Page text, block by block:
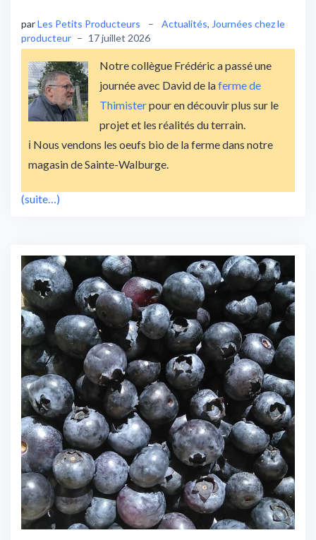
parLes Petits Producteurs – Actualités, Journées chez le
producteur – 17 juillet 2026
Notre collègue Frédéric a passé une
journée avec David de laferme de
Thimisterpour en découvir plus sur le
projet et les réalités du terrain.
ℹ️ Nous vendons les oeufs bio de la ferme dans notre
magasin de Sainte-Walburge.
(suite…)